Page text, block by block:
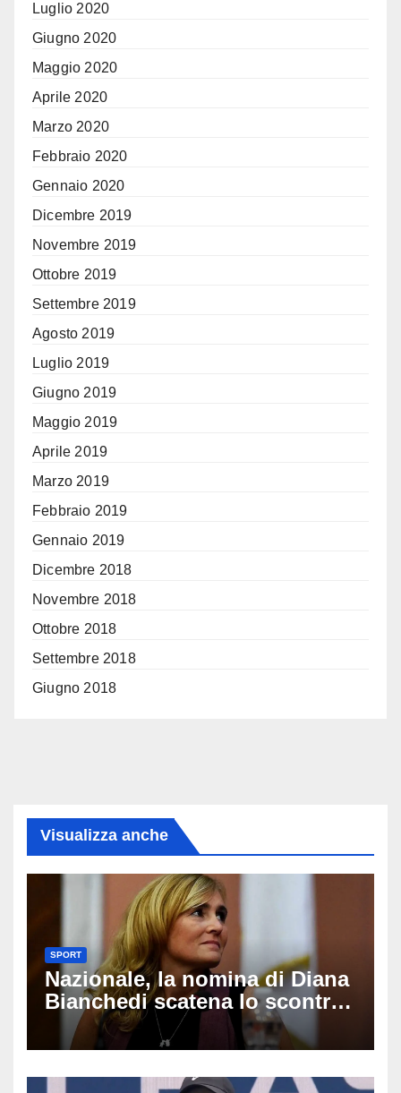
Luglio 2020
Giugno 2020
Maggio 2020
Aprile 2020
Marzo 2020
Febbraio 2020
Gennaio 2020
Dicembre 2019
Novembre 2019
Ottobre 2019
Settembre 2019
Agosto 2019
Luglio 2019
Giugno 2019
Maggio 2019
Aprile 2019
Marzo 2019
Febbraio 2019
Gennaio 2019
Dicembre 2018
Novembre 2018
Ottobre 2018
Settembre 2018
Giugno 2018
Visualizza anche
SPORT
Nazionale, la nomina di Diana
Bianchedi scatena lo scontro
tra Figc e Coni: cosa sta
succedendo